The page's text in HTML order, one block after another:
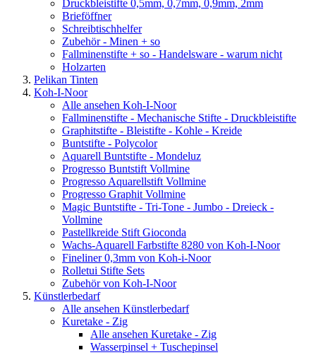
Druckbleistifte 0,5mm, 0,7mm, 0,9mm, 2mm
Brieföffner
Schreibtischhelfer
Zubehör - Minen + so
Fallminenstifte + so - Handelsware - warum nicht
Holzarten
Pelikan Tinten
Koh-I-Noor
Alle ansehen Koh-I-Noor
Fallminenstifte - Mechanische Stifte - Druckbleistifte
Graphitstifte - Bleistifte - Kohle - Kreide
Buntstifte - Polycolor
Aquarell Buntstifte - Mondeluz
Progresso Buntstift Vollmine
Progresso Aquarellstift Vollmine
Progresso Graphit Vollmine
Magic Buntstifte - Tri-Tone - Jumbo - Dreieck -
Vollmine
Pastellkreide Stift Gioconda
Wachs-Aquarell Farbstifte 8280 von Koh-I-Noor
Fineliner 0,3mm von Koh-i-Noor
Rolletui Stifte Sets
Zubehör von Koh-I-Noor
Künstlerbedarf
Alle ansehen Künstlerbedarf
Kuretake - Zig
Alle ansehen Kuretake - Zig
Wasserpinsel + Tuschepinsel